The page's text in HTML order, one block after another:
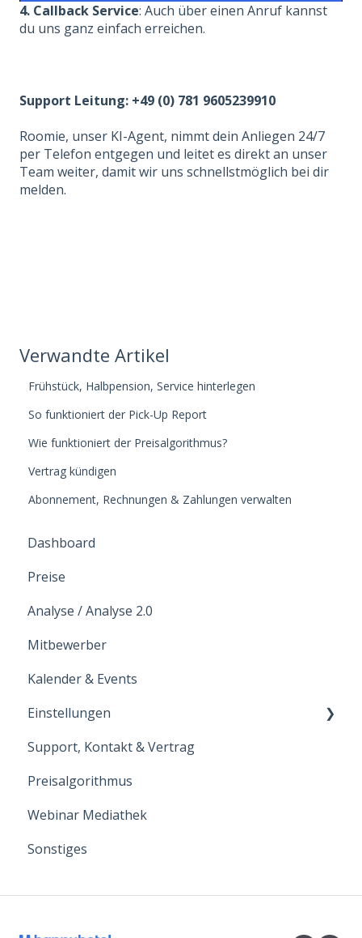
4. Callback Service: Auch über einen Anruf kannst
du uns ganz einfach erreichen.
Support Leitung: +49 (0) 781 9605239910
Roomie, unser KI-Agent, nimmt dein Anliegen 24/7
per Telefon entgegen und leitet es direkt an unser
Team weiter, damit wir uns schnellstmöglich bei dir
melden.
Verwandte Artikel
Frühstück, Halbpension, Service hinterlegen
So funktioniert der Pick-Up Report
Wie funktioniert der Preisalgorithmus?
Vertrag kündigen
Abonnement, Rechnungen & Zahlungen verwalten
Dashboard
Preise
Analyse / Analyse 2.0
Mitbewerber
Kalender & Events
Einstellungen
Hoteldaten
Benutzer
Intergrationen
Zimmerkategorien
Support, Kontakt & Vertrag
Preisalgorithmus
Webinar Mediathek
Sonstiges